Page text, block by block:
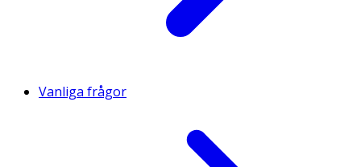
Vanliga frågor